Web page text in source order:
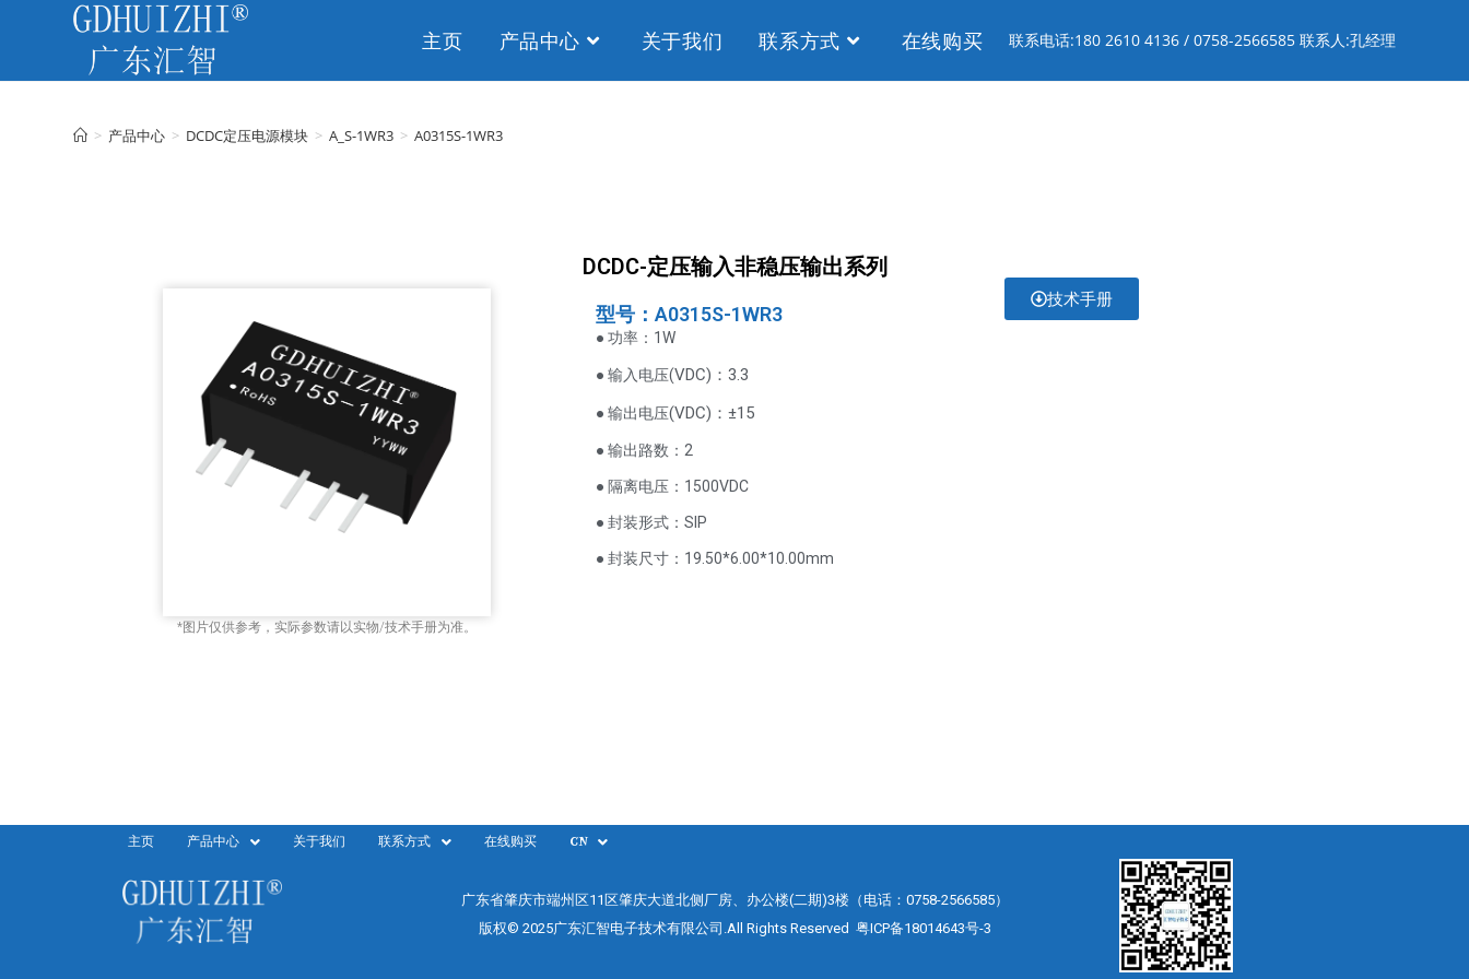
联系电话:180 2610 4136 / 0758-2566585 联系人:孔经理
主页 产品中心 关于我们 联系方式 在线购买
> 产品中心 > DCDC定压电源模块 > A_S-1WR3 > A0315S-1WR3
DCDC-定压输入非稳压输出系列
*图片仅供参考，实际参数请以实物/技术手册为准。
型号：A0315S-1WR3
● 功率：1W
● 输入电压(VDC)：3.3
● 输出电压(VDC) ：±15
● 输出路数：2
● 隔离电压：1500VDC
● 封装形式：SIP
● 封装尺寸：19.50*6.00*10.00mm
技术手册
主页 产品中心 关于我们 联系方式 在线购买 CN
广东省肇庆市端州区11区肇庆大道北侧厂房、办公楼(二期)3楼（电话：0758-2566585）
版权© 2025广东汇智电子技术有限公司.All Rights Reserved 粤ICP备18014643号-3